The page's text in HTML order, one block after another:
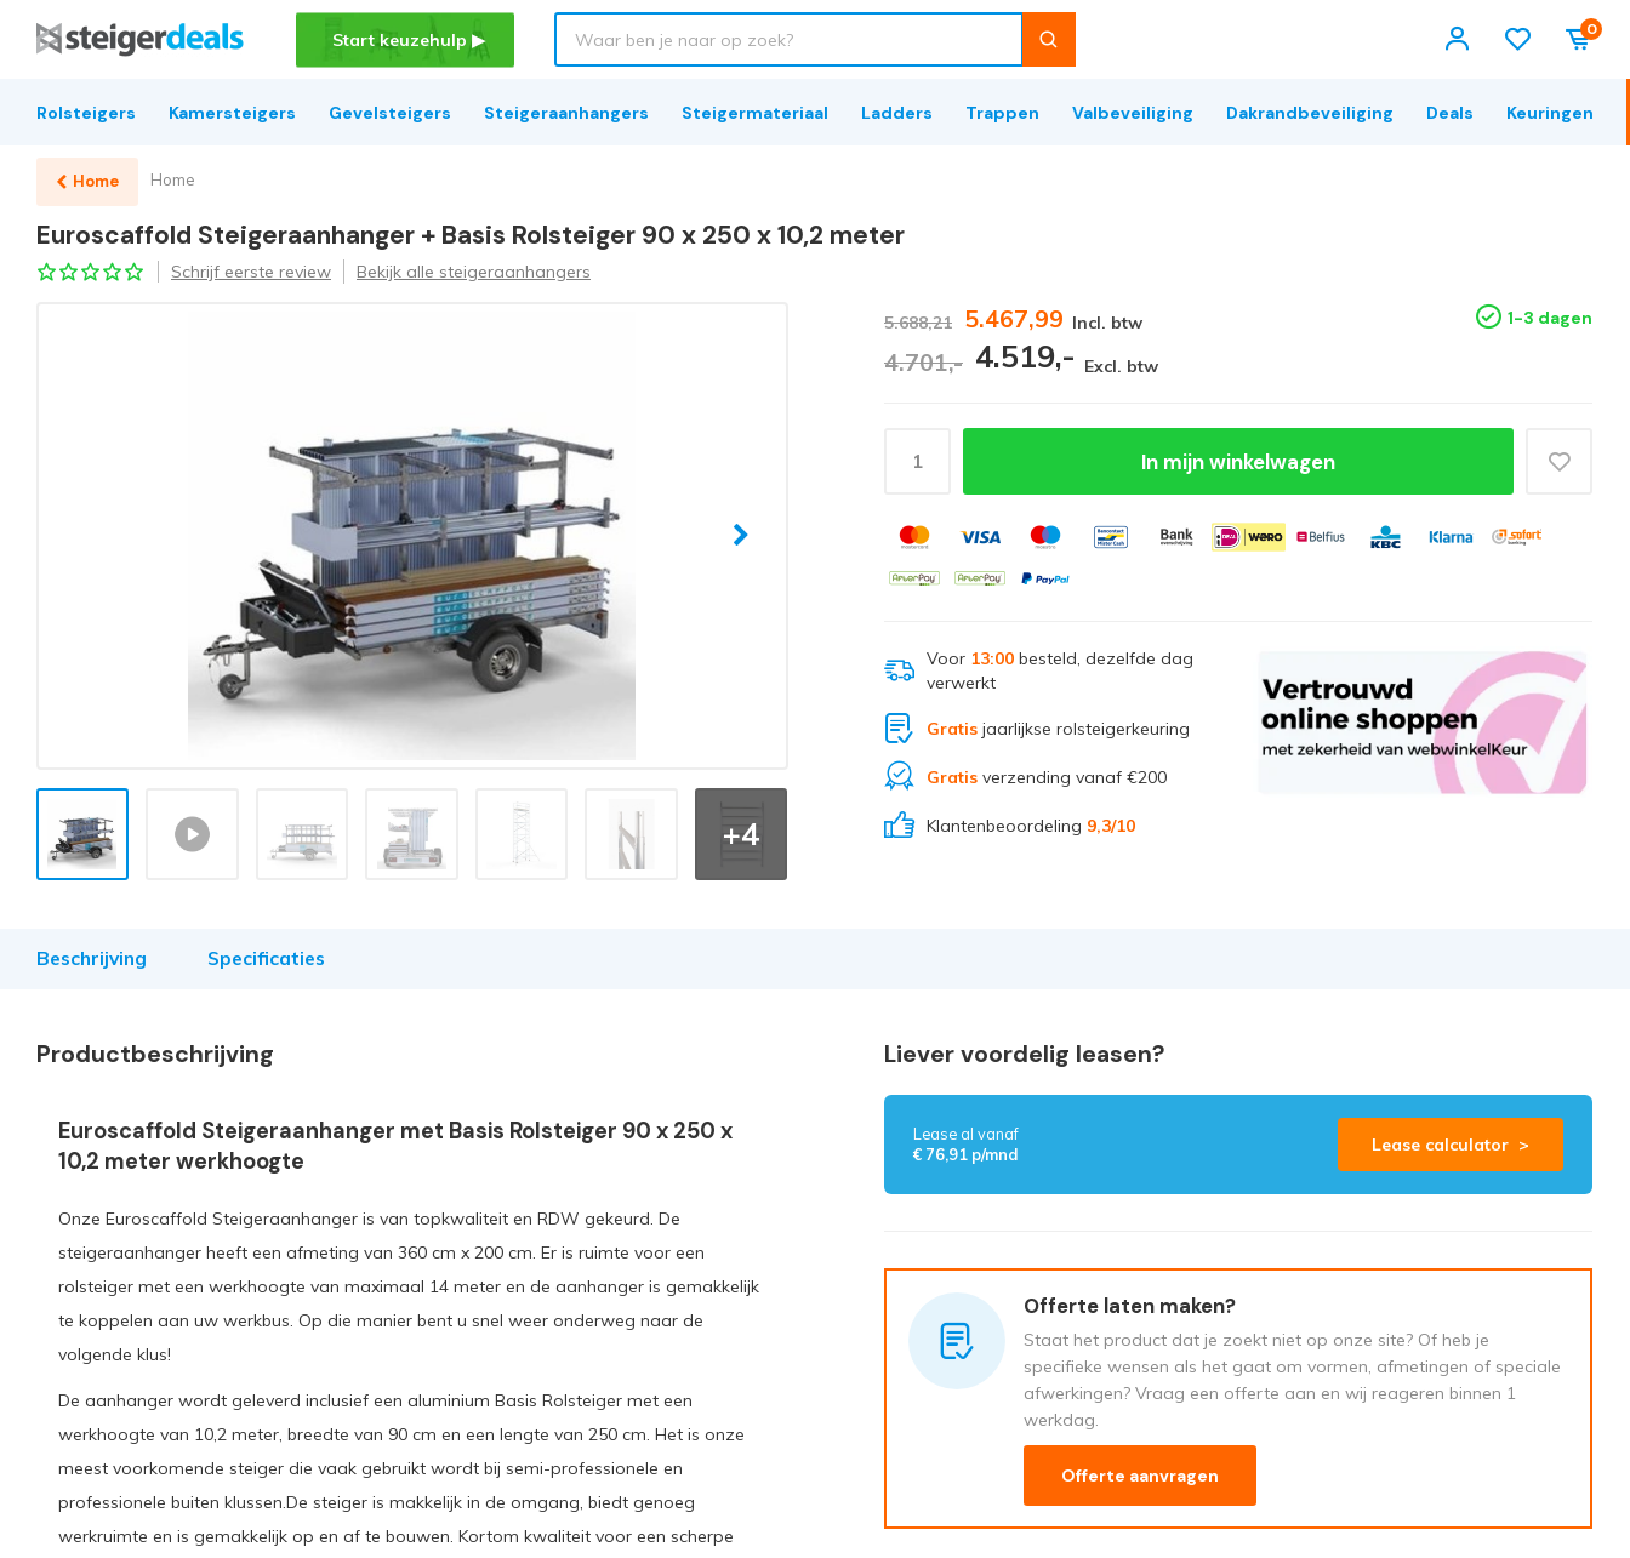
Start keuzehulp ▶ 0
Rolsteigers Kamersteigers Gevelsteigers Steigeraanhangers Steigermateriaal Ladders Trappen Valbeveiliging Dakrandbeveiliging Deals Keuringen
Home Home
Euroscaffold Steigeraanhanger + Basis Rolsteiger 90 x 250 x 10,2 meter
Schrijf eerste review Bekijk alle steigeraanhangers
+4
5.688,21 5.467,99 Incl. btw
4.701,- 4.519,- Excl. btw
1-3 dagen
In mijn winkelwagen
Voor 13:00 besteld, dezelfde dag
verwerkt
Gratis jaarlijkse rolsteigerkeuring
Gratis verzending vanaf €200
Klantenbeoordeling 9,3/10
Beschrijving Specificaties
Productbeschrijving
Euroscaffold Steigeraanhanger met Basis Rolsteiger 90 x 250 x
10,2 meter werkhoogte
Onze Euroscaffold Steigeraanhanger is van topkwaliteit en RDW gekeurd. De
steigeraanhanger heeft een afmeting van 360 cm x 200 cm. Er is ruimte voor een
rolsteiger met een werkhoogte van maximaal 14 meter en de aanhanger is gemakkelijk
te koppelen aan uw werkbus. Op die manier bent u snel weer onderweg naar de
volgende klus!
De aanhanger wordt geleverd inclusief een aluminium Basis Rolsteiger met een
werkhoogte van 10,2 meter, breedte van 90 cm en een lengte van 250 cm. Het is onze
meest voorkomende steiger die vaak gebruikt wordt bij semi-professionele en
professionele buiten klussen.De steiger is makkelijk in de omgang, biedt genoeg
werkruimte en is gemakkelijk op en af te bouwen. Kortom kwaliteit voor een scherpe
Liever voordelig leasen?
Lease al vanaf
€ 76,91 p/mnd
Lease calculator >
Offerte laten maken?
Staat het product dat je zoekt niet op onze site? Of heb je
specifieke wensen als het gaat om vormen, afmetingen of speciale
afwerkingen? Vraag een offerte aan en wij reageren binnen 1
werkdag.
Offerte aanvragen